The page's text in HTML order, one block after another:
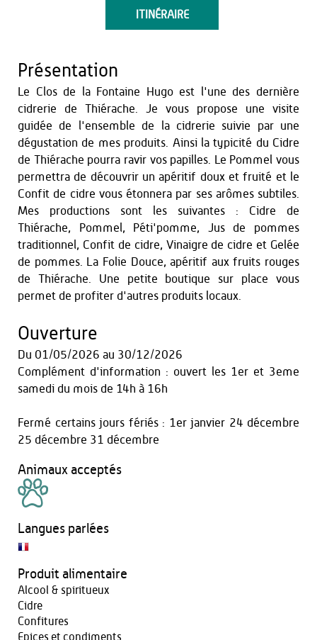
ITINÉRAIRE
Présentation
Le Clos de la Fontaine Hugo est l'une des dernière
cidrerie de Thiérache. Je vous propose une visite
guidée de l'ensemble de la cidrerie suivie par une
dégustation de mes produits. Ainsi la typicité du Cidre
de Thiérache pourra ravir vos papilles. Le Pommel vous
permettra de découvrir un apéritif doux et fruité et le
Confit de cidre vous étonnera par ses arômes subtiles.
Mes productions sont les suivantes : Cidre de
Thiérache, Pommel, Péti'pomme, Jus de pommes
traditionnel, Confit de cidre, Vinaigre de cidre et Gelée
de pommes. La Folie Douce, apéritif aux fruits rouges
de Thiérache. Une petite boutique sur place vous
permet de profiter d'autres produits locaux.
Ouverture
Du 01/05/2026 au 30/12/2026
Complément d'information : ouvert les 1er et 3eme
samedi du mois de 14h à 16h
Fermé certains jours fériés : 1er janvier 24 décembre
25 décembre 31 décembre
Animaux acceptés
Langues parlées
Produit alimentaire
Alcool & spiritueux
Cidre
Confitures
Epices et condiments